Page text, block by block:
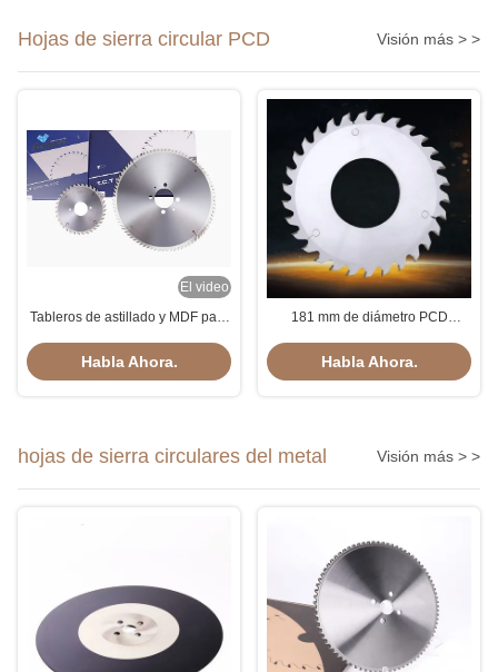
Hojas de sierra circular PCD Visión más > >
El video
Tableros de astillado y MDF para
circular de grado industrial 2
piezas
Habla Ahora.
181 mm de diámetro PCD
Cuchillas de sierra cónicas de
puntuación para madera
Habla Ahora.
hojas de sierra circulares del metal Visión más > >